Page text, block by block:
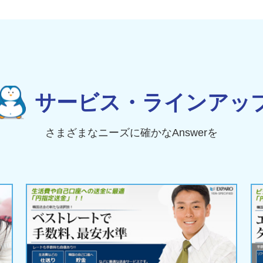
サービス・ラインアッ
さまざまなニーズに確かなAnswerを